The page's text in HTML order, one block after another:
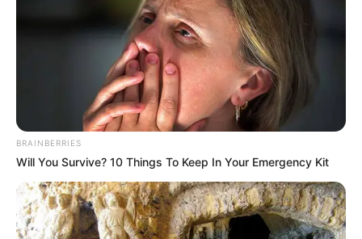
BRAINBERRIES
Will You Survive? 10 Things To Keep In Your Emergency Kit